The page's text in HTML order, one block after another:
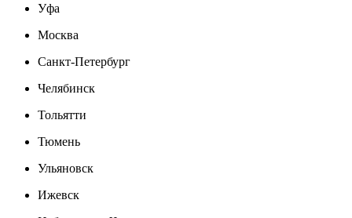
Уфа
Москва
Санкт-Петербург
Челябинск
Тольятти
Тюмень
Ульяновск
Ижевск